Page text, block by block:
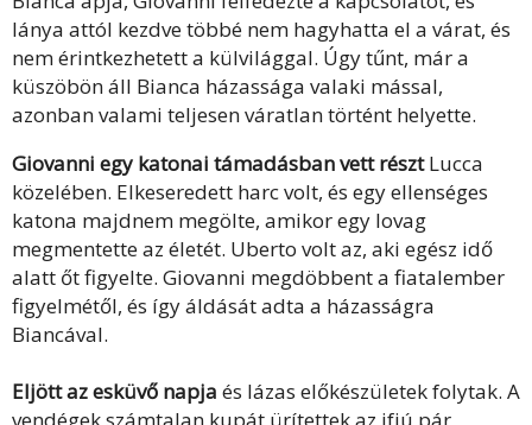
lánya attól kezdve többé nem hagyhatta el a várat, és
nem érintkezhetett a külvilággal. Úgy tűnt, már a
küszöbön áll Bianca házassága valaki mással,
azonban valami teljesen váratlan történt helyette.
Giovanni egy katonai támadásban vett résztLucca
közelében. Elkeseredett harc volt, és egy ellenséges
katona majdnem megölte, amikor egy lovag
megmentette az életét. Uberto volt az, aki egész idő
alatt őt figyelte. Giovanni megdöbbent a fiatalember
figyelmétől, és így áldását adta a házasságra
Biancával.
Eljött az esküvő napja és lázas előkészületek folytak. A